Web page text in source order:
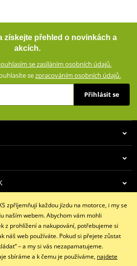
softshell (100 % polyester)
větruodolná, prodyšná)
strečovým páskem
získejte přehled o novinkách a
akcích.
se zasíláním osobních údajů.
sezpracováním osobních údajů.
Přihlásit se
Kontaktujte nás
info@ixs-motopoint.cz
Po - Pá (8:00 - 16:30)
zpříjemňují každou jízdu na motorce, i my se
naším webem. Abychom vám mohli
z prohlížení a nakupování, potřebujeme si
náš web používáte. Pokud si přejete zůstat
– a my si vás nezapamatujeme.
sbíráme a k čemu je používáme, najdete